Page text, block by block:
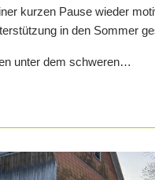
kurzen Pause wieder
in den Sommer
unter dem schweren…